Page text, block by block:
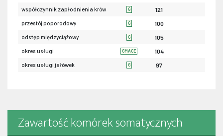
współczynnik zapłodnienia krów G 121
przestój poporodowy G 100
odstęp międzyciążowy G 105
okres usługi GMACE 104
okres usługi jałówek G 97
Zawartość komórek somatycznych